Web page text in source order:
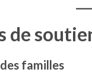
de
familles